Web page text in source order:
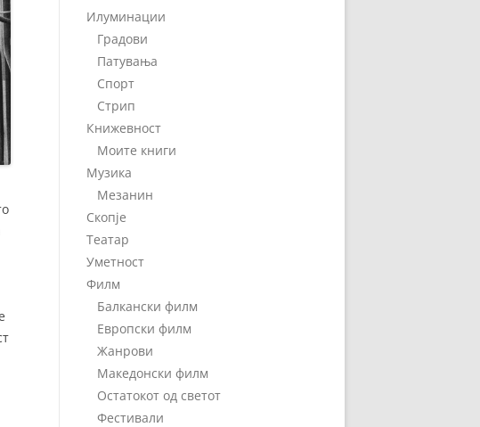
Илуминации
Градови
Патувања
Спорт
Стрип
Книжевност
Моите книги
Музика
Мезанин
Скопје
Театар
Уметност
Филм
Балкански филм
Европски филм
Жанрови
Македонски филм
Остатокот од светот
Фестивали